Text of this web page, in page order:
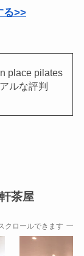
る>>
place pilates
ルな評判
茶屋
クロールできます